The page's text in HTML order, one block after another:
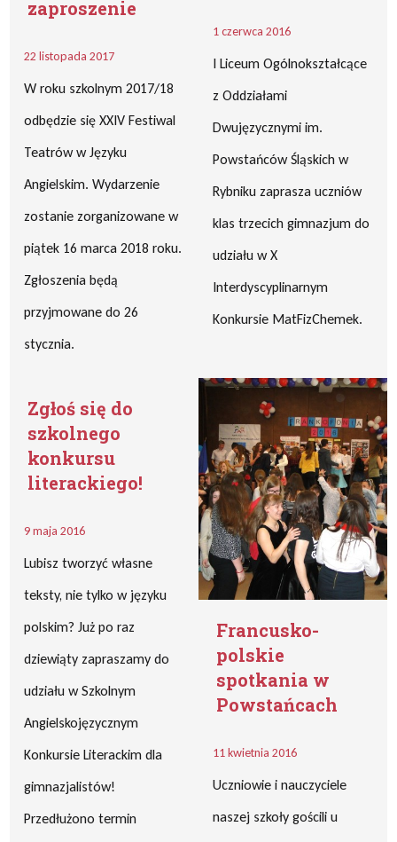
zaproszenie
22 listopada 2017
W roku szkolnym 2017/18
odbędzie się XXIV Festiwal
Teatrów w Języku
Angielskim. Wydarzenie
zostanie zorganizowane w
piątek 16 marca 2018 roku.
Zgłoszenia będą
przyjmowane do 26
stycznia.
1 czerwca 2016
I Liceum Ogólnokształcące
z Oddziałami
Dwujęzycznymi im.
Powstańców Śląskich w
Rybniku zaprasza uczniów
klas trzecich gimnazjum do
udziału w X
Interdyscyplinarnym
Konkursie MatFizChemek.
Zgłoś się do
szkolnego
konkursu
literackiego!
9 maja 2016
Lubisz tworzyć własne
teksty, nie tylko w języku
polskim? Już po raz
dziewiąty zapraszamy do
udziału w Szkolnym
Angielskojęzycznym
Konkursie Literackim dla
gimnazjalistów!
Przedłużono termin
Francusko-
polskie
spotkania w
Powstańcach
11 kwietnia 2016
Uczniowie i nauczyciele
naszej szkoły gościli u